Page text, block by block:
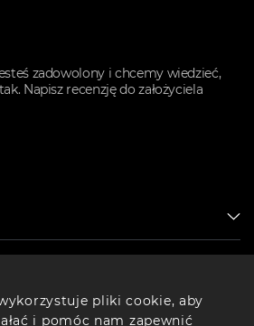
zadowolony i chcemy wiedzieć,
Napisz recenzję do założyciela
pliki cookie, aby
i pomóc nam zapewnić